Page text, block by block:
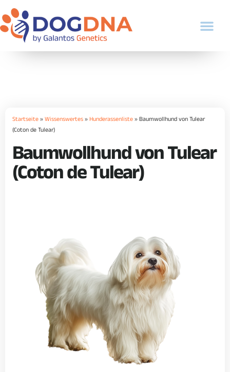
Startseite»Wissenswertes» Hunderassenliste» Baumwollhund von Tulear
(Coton de Tulear)
Baumwollhund von Tulear
(Coton de Tulear)